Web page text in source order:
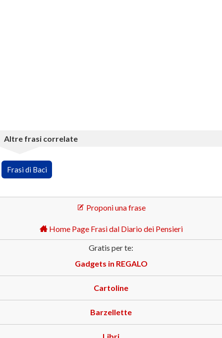
Altre frasi correlate
Frasi di Baci
Proponi una frase
Home Page Frasi dal Diario dei Pensieri
Gratis per te:
Gadgets in REGALO
Cartoline
Barzellette